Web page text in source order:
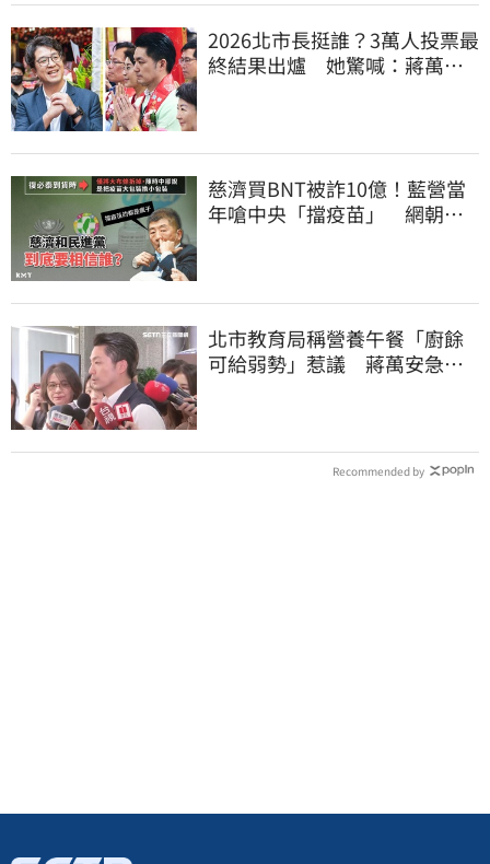
2026北市長挺誰？3萬人投票最
終結果出爐 她驚喊：蔣萬安
慈濟買BNT被詐10億！藍營當
年嗆中央「擋疫苗」 網朝
北市教育局稱營養午餐「廚餘
可給弱勢」惹議 蔣萬安急
Recommended by